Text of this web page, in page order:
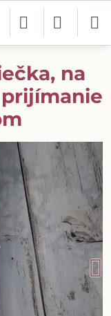
na